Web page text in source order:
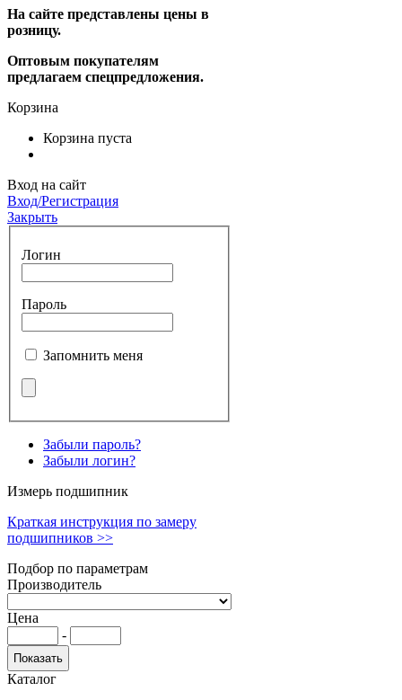
На сайте представлены цены в
розницу.
Оптовым покупателям
предлагаем спецпредложения.
Корзина
Корзина пуста
Вход на сайт
Вход/Регистрация
Закрыть
Логин
Пароль
Запомнить меня
Забыли пароль?
Забыли логин?
Измерь подшипник
Краткая инструкция по замеру
подшипников >>
Подбор по параметрам
Производитель
Цена
-
Каталог